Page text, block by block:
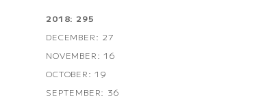
2018: 295
DECEMBER: 27
NOVEMBER: 16
OCTOBER: 19
SEPTEMBER: 36